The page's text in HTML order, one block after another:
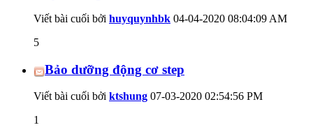
Viết bài cuối bởi huyquynhbk 04-04-2020 08:04:09 AM
5
Bảo dưỡng động cơ step
Viết bài cuối bởi ktshung 07-03-2020 02:54:56 PM
1